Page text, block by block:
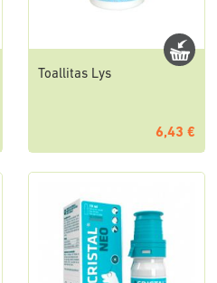
Toallitas Lys
6,43 €